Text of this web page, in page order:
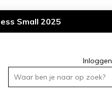
Small 2025
Inloggen
Waar ben je naar op zoek?